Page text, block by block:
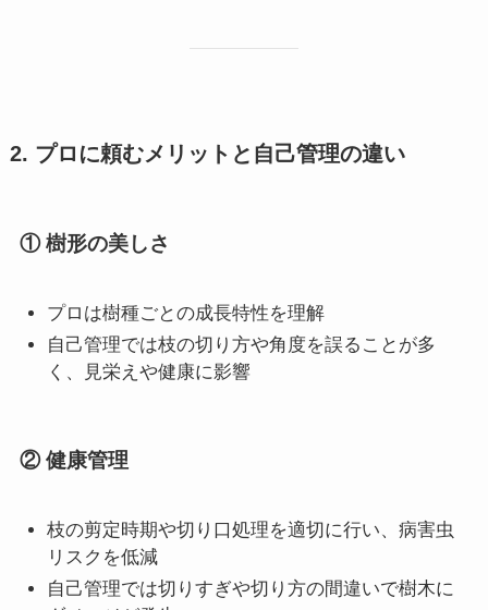
2. プロに頼むメリットと自己管理の違い
① 樹形の美しさ
プロは樹種ごとの成長特性を理解
自己管理では枝の切り方や角度を誤ることが多
く、見栄えや健康に影響
② 健康管理
枝の剪定時期や切り口処理を適切に行い、病害虫
リスクを低減
自己管理では切りすぎや切り方の間違いで樹木に